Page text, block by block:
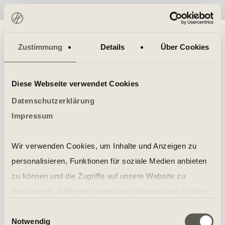
Zustimmung Details Über Cookies
Diese Webseite verwendet Cookies
Datenschutzerklärung
Impressum
Wir verwenden Cookies, um Inhalte und Anzeigen zu
personalisieren, Funktionen für soziale Medien anbieten
zu können und die Zugriffe auf unsere Website zu
soziale Medien, Werbung und Analysen weiter. Unsere
Notwendig